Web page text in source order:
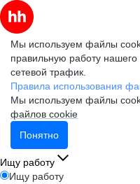
Мы используем файлы
правильную работу нашего
сетевой трафик.
Правила использования
Мы используем файлы
файлов cookie
Понятно
Ищу работу
Ищу работу